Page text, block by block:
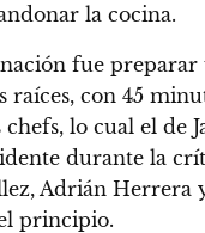
la cocina.
fue
raíces, con 45
lo cual el de
durante la
Adrián Herrera
principio.